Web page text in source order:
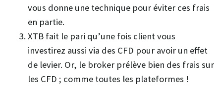
vous donne une technique pour éviter ces frais
en partie.
XTB fait le pari qu’une fois client vous
investirez aussi via des CFD pour avoir un effet
de levier. Or, le broker prélève bien des frais sur
les CFD ; comme toutes les plateformes !